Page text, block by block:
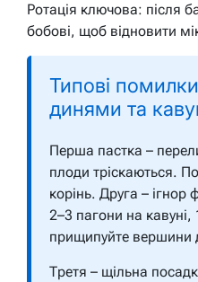
Ротація ключова: після
бобові, щоб відновити
Типові
динями та
Перша пастка –
плоди тріскаються.
корінь. Друга –
2–3 пагони на кавуні,
прищипуйте вершини
Третя – щільна